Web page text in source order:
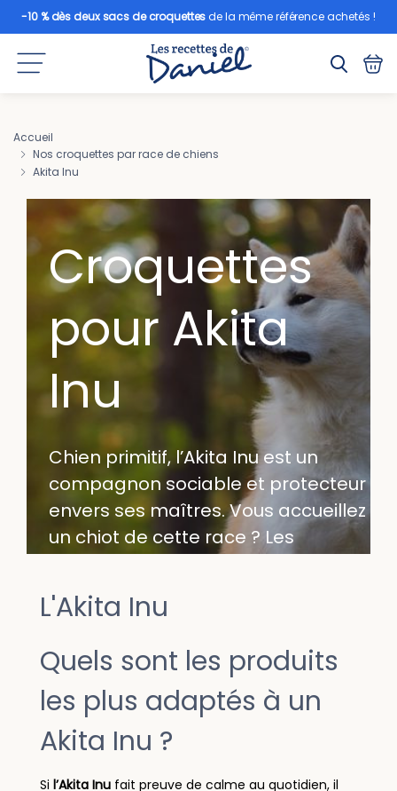
-10 % dès deux sacs de croquettesde la même référence achetés !
Accueil
Nos croquettes par race de chiens
Akita Inu
Croquettes
pour Akita
Inu
Chien primitif, l’Akita Inu est un
compagnon sociable et protecteur
envers ses maîtres. Vous accueillez
un chiot de cette race ? Les
accompagne avec une sélection
de croquettes Akita Inu et tous les
L'Akita Inu
Quels sont les produits
les plus adaptés à un
Akita Inu ?
Si l’Akita Inu fait preuve de calme au quotidien, il